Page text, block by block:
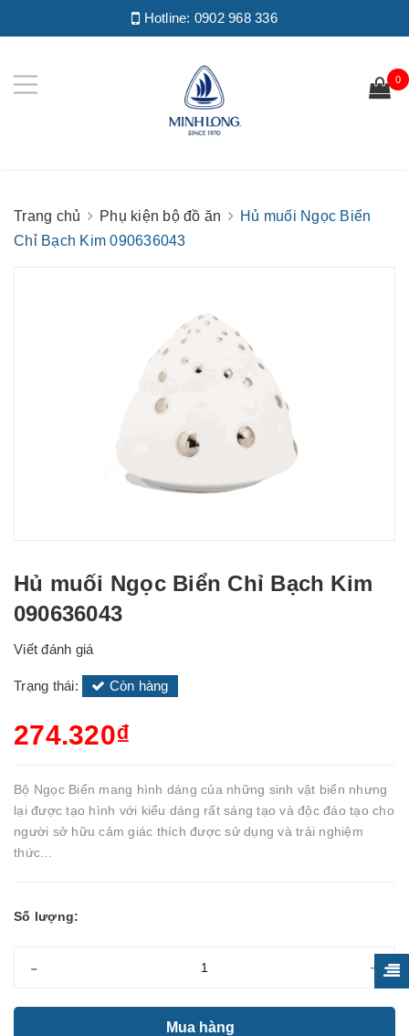
Hotline: 0902 968 336
0
Trang chủ Phụ kiện bộ đồ ăn
Hủ muối Ngọc Biển
Chỉ Bạch Kim 090636043
Hủ muối Ngọc Biển Chỉ Bạch Kim
090636043
Viết đánh giá
Trạng thái: Còn hàng
274.320₫
Bộ Ngọc Biển mang hình dáng của những sinh vật biển nhưng
lại được tạo hình với kiểu dáng rất sáng tạo và độc đáo tạo cho
người sở hữu cảm giác thích được sử dụng và trải nghiệm
thức...
Số lượng:
- +
Mua hàng